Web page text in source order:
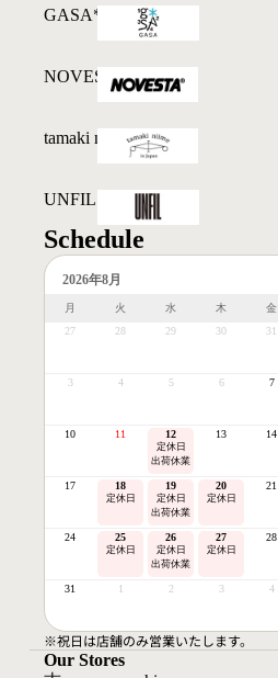
GASA*
NOVESTA
tamaki niime
UNFIL
Schedule
2026年8月
月 火 水 木 金
27
28 29 30 31
3 4 5 6 7
10 11 12
定休日
出荷休業
13 14
17 18
定休日
19
定休日
出荷休業
20
定休日
21
24 25
定休日
26
定休日
出荷休業
27
定休日
28
31 1 2 3 4
※祝日は店舗のみ営業いたします。
Our Stores